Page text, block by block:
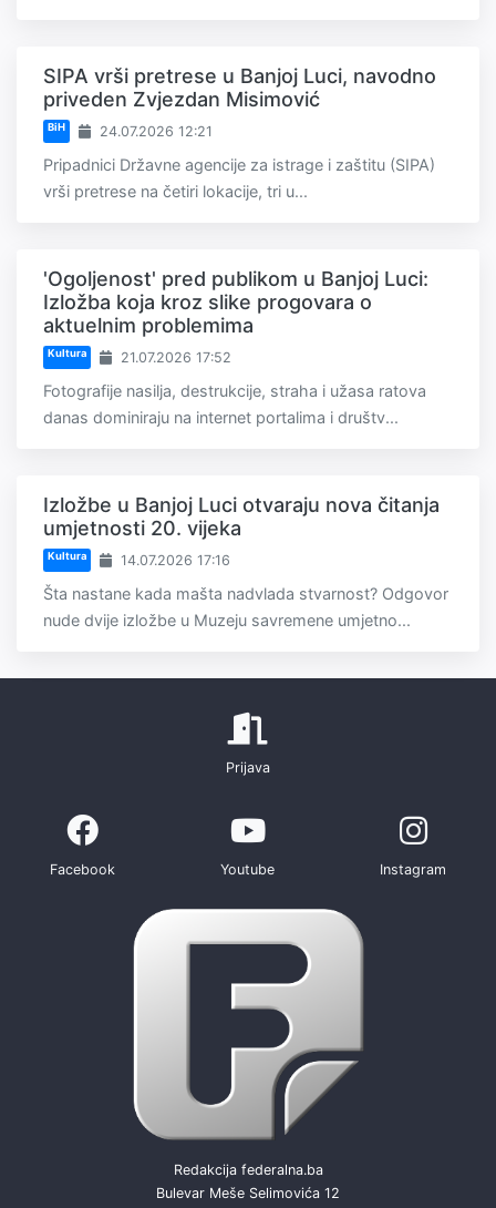
SIPA vrši pretrese u Banjoj Luci, navodno
priveden Zvjezdan Misimović
BiH 24.07.2026 12:21
Pripadnici Državne agencije za istrage i zaštitu (SIPA)
vrši pretrese na četiri lokacije, tri u...
'Ogoljenost' pred publikom u Banjoj Luci:
Izložba koja kroz slike progovara o
aktuelnim problemima
Kultura 21.07.2026 17:52
Fotografije nasilja, destrukcije, straha i užasa ratova
danas dominiraju na internet portalima i društv...
Izložbe u Banjoj Luci otvaraju nova čitanja
umjetnosti 20. vijeka
Kultura 14.07.2026 17:16
Šta nastane kada mašta nadvlada stvarnost? Odgovor
nude dvije izložbe u Muzeju savremene umjetno...
Prijava
Facebook Youtube Instagram
Redakcija federalna.ba
Bulevar Meše Selimovića 12